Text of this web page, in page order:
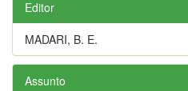
Editor
MADARI, B. E.
Assunto